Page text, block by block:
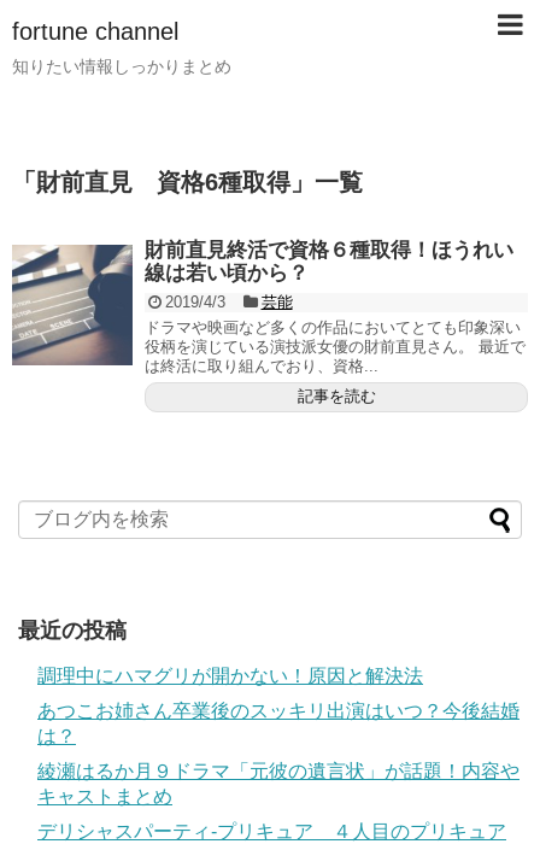
fortune channel
知りたい情報しっかりまとめ
「 財前直見 資格6種取得」 一覧
財前直見終活で資格６種取得！ほうれい
線は若い頃から？
2019/4/3
芸能
ドラマや映画など多くの作品においてとても印象深い
役柄を演じている演技派女優の財前直見さん。 最近で
は終活に取り組んでおり、資格...
記事を読む
最近の投稿
調理中にハマグリが開かない！原因と解決法
あつこお姉さん卒業後のスッキリ出演はいつ？今後結婚
は？
綾瀬はるか月９ドラマ「元彼の遺言状」が話題！内容や
キャストまとめ
デリシャスパーティ-プリキュア ４人目のプリキュア